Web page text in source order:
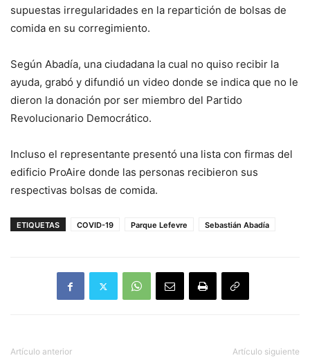
supuestas irregularidades en la repartición de bolsas de
comida en su corregimiento.
Según Abadía, una ciudadana la cual no quiso recibir la
ayuda, grabó y difundió un video donde se indica que no le
dieron la donación por ser miembro del Partido
Revolucionario Democrático.
Incluso el representante presentó una lista con firmas del
edificio ProAire donde las personas recibieron sus
respectivas bolsas de comida.
ETIQUETAS COVID-19 Parque Lefevre Sebastián Abadía
Artículo anterior Artículo siguiente